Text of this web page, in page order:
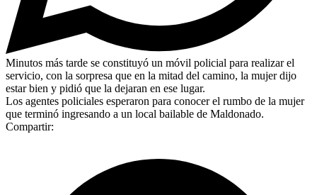
Minutos más tarde se constituyó un móvil policial para realizar el
servicio, con la sorpresa que en la mitad del camino, la mujer dijo
estar bien y pidió que la dejaran en ese lugar.
Los agentes policiales esperaron para conocer el rumbo de la mujer
que terminó ingresando a un local bailable de Maldonado.
Compartir: